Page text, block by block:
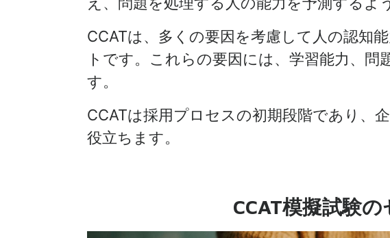
CCATは、多くの要因を考慮して人の認知
トです。これらの要因には、学習能力、問
す。
CCATは採用プロセスの初期段階であり、
役立ちます。
CCAT模擬試験